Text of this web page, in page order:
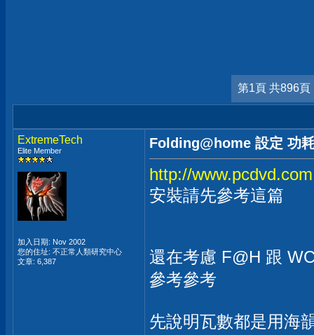
第1頁 共896頁
ExtremeTech
Elite Member
加入日期: Nov 2002
您的住址: 不正常人類研究中心
文章: 6,387
Folding@home 設定 功
http://
安裝請先參考這篇
還在考慮 F@H 跟
參考參考
先說明瓦數都是用海